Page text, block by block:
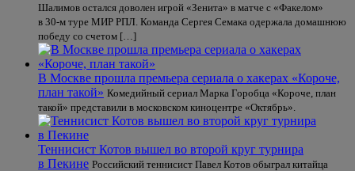
Шалимов остался доволен игрой «Зенита» в матче с «Факелом»
в 30‑м туре МИР РПЛ. Команда Сергея Семака одержала домашнюю
победу со счетом […]
В Москве прошла премьера сериала о хакерах «Короче,
план такой» Комедийный сериал Марка Горобца «Короче, план
такой» представили в московском киноцентре «Октябрь».
Теннисист Котов вышел во второй круг турнира
в Пекине Российский теннисист Павел Котов обыграл китайца